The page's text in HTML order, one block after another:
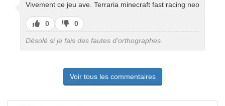
Vivement ce jeu ave. Terraria minecraft fast racing neo
J’aime
0
J’aime
pas
0
Désolé si je fais des fautes d'orthographes.
Voir tous les commentaires